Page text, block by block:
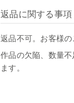
返品に関する事項
返品不可。お客様の
作品の欠陥、数量
ます。